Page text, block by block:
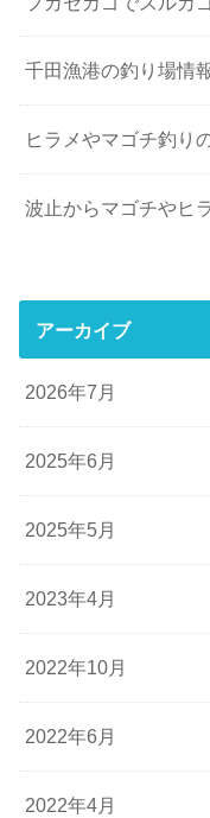
千田漁港の釣り場情
ヒラメやマゴチ釣り
波止からマゴチやヒ
アーカイブ
2026年7月
2025年6月
2025年5月
2023年4月
2022年10月
2022年6月
2022年4月